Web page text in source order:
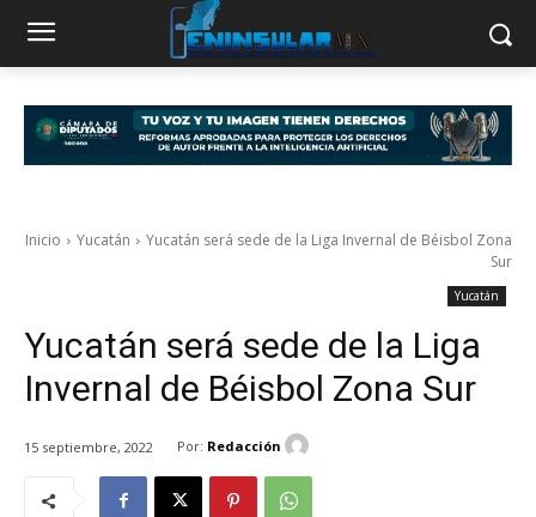
Inicio Yucatán
Yucatán será sede de la Liga Invernal de Béisbol Zona
Sur
Yucatán
Yucatán será sede de la Liga
Invernal de Béisbol Zona Sur
15 septiembre, 2022 Por: Redacción